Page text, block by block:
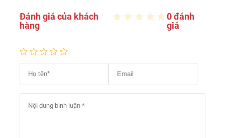
Đánh giá của khách
hàng
0 đánh
giá